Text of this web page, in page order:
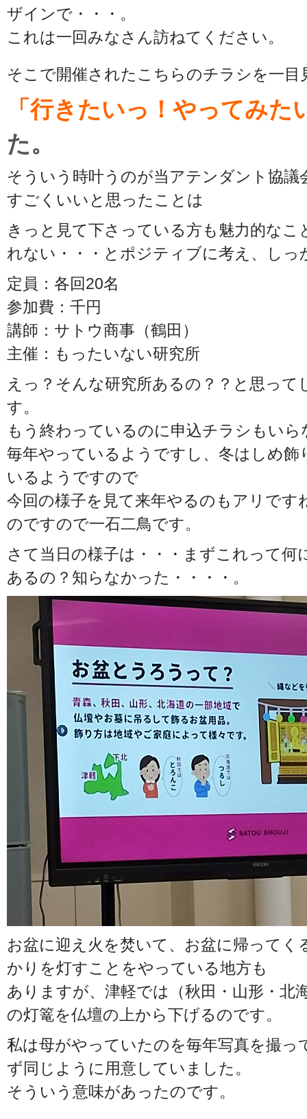
ザインで・・・。
これは一回みなさん訪ねてください。
そこで開催されたこちらのチラシを一目
「行きたいっ！やってみた
た。
そういう時叶うのが当アテンダント協
すごくいいと思ったことは
きっと見て下さっている方も魅力的な
れない・・・とポジティブに考え、しっ
定員：各回20名
参加費：千円
講師：サトウ商事（鶴田）
主催：もったいない研究所
えっ？そんな研究所あるの？？と思って
す。
もう終わっているのに申込チラシもい
毎年やっているようですし、冬はしめ
いるようですので
今回の様子を見て来年やるのもアリです
のですので一石二鳥です。
さて当日の様子は・・・まずこれって何
あるの？知らなかった・・・・。
お盆に迎え火を焚いて、お盆に帰ってく
かりを灯すことをやっている地方も
ありますが、津軽では（秋田・山形・北
の灯篭を仏壇の上から下げるのです。
私は母がやっていたのを毎年写真を撮っ
ず同じように用意していました。
そういう意味があったのです。